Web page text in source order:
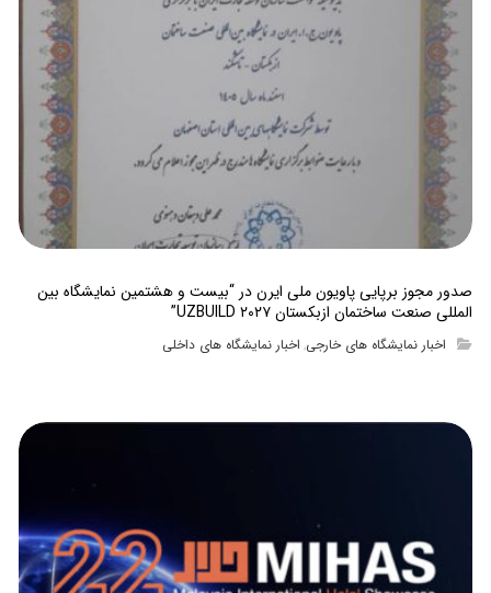
صدور مجوز برپایی پاویون ملی ایرن در “بیست و هشتمین نمایشگاه بین
المللی صنعت ساختمان ازبکستان UZBUILD ۲۰۲۷”
اخبار نمایشگاه های خارجی, اخبار نمایشگاه های داخلی